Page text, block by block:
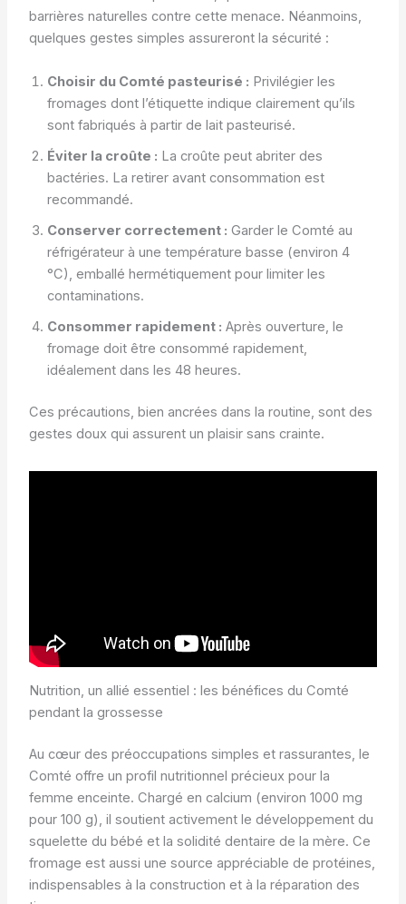
barrières naturelles contre cette menace. Néanmoins,
quelques gestes simples assureront la sécurité :
Choisir du Comté pasteurisé : Privilégier les
fromages dont l’étiquette indique clairement qu’ils
sont fabriqués à partir de lait pasteurisé.
Éviter la croûte : La croûte peut abriter des
bactéries. La retirer avant consommation est
recommandé.
Conserver correctement : Garder le Comté au
réfrigérateur à une température basse (environ 4
°C), emballé hermétiquement pour limiter les
contaminations.
Consommer rapidement : Après ouverture, le
fromage doit être consommé rapidement,
idéalement dans les 48 heures.
Ces précautions, bien ancrées dans la routine, sont des
gestes doux qui assurent un plaisir sans crainte.
Nutrition, un allié essentiel : les bénéfices du Comté
pendant la grossesse
Au cœur des préoccupations simples et rassurantes, le
Comté offre un profil nutritionnel précieux pour la
femme enceinte. Chargé en calcium (environ 1000 mg
pour 100 g), il soutient activement le développement du
squelette du bébé et la solidité dentaire de la mère. Ce
fromage est aussi une source appréciable de protéines,
indispensables à la construction et à la réparation des